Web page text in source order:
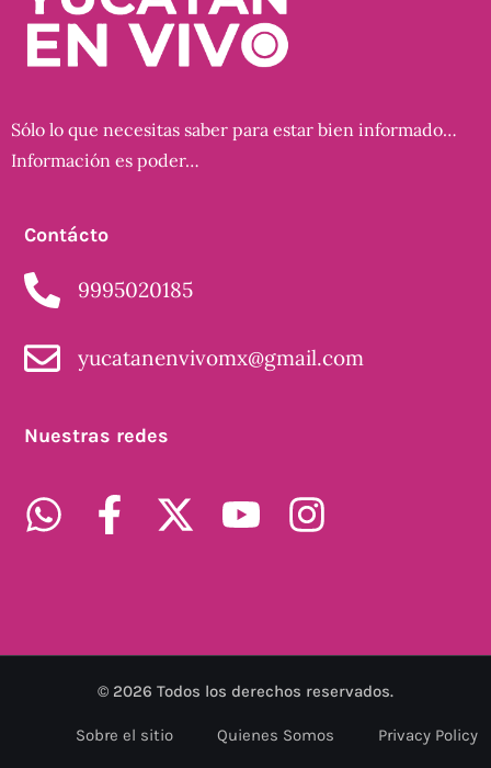
Sólo lo que necesitas saber para estar bien informado…
Información es poder…
Contácto
9995020185
yucatanenvivomx@gmail.com
Nuestras redes
© 2026 Todos los derechos reservados.
Sobre el sitio Quienes Somos Privacy Policy